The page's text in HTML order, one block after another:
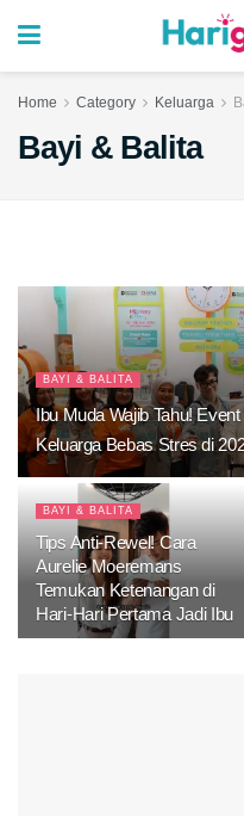
Home Category Keluarga
Bayi & Balita
BAYI & BALITA
Ibu Muda Wajib Tahu!
Keluarga Bebas Stres di
BAYI & BALITA
Tips Anti-Rewel! Cara
Aurelie Moeremans
Temukan Ketenangan di
Hari-Hari Pertama Jadi Ibu